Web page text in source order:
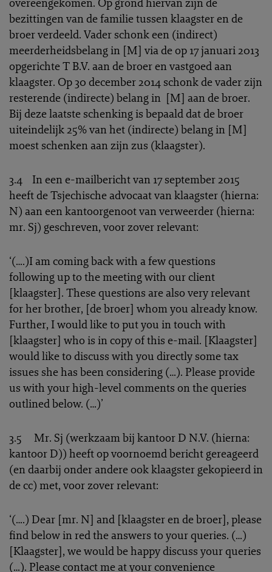
bezittingen van de familie tussen klaagster en de
broer verdeeld. Vader schonk een (indirect)
meerderheidsbelang in [M] via de op 17 januari 2013
opgerichte T B.V. aan de broer en vastgoed aan
klaagster. Op 30 december 2014 schonk de vader zijn
resterende (indirecte) belang in [M] aan de broer.
Bij deze laatste schenking is bepaald dat de broer
uiteindelijk 25% van het (indirecte) belang in [M]
moest schenken aan zijn zus (klaagster).
3.4 In een e-mailbericht van 17 september 2015
heeft de Tsjechische advocaat van klaagster (hierna:
N) aan een kantoorgenoot van verweerder (hierna:
mr. Sj) geschreven, voor zover relevant:
‘(….)I am coming back with a few questions
following up to the meeting with our client
[klaagster]. These questions are also very relevant
for her brother, [de broer] whom you already know.
Further, I would like to put you in touch with
[klaagster] who is in copy of this e-mail. [Klaagster]
would like to discuss with you directly some tax
issues she has been considering (…). Please provide
us with your high-level comments on the queries
outlined below. (…)’
3.5 Mr. Sj (werkzaam bij kantoor D N.V. (hierna:
kantoor D)) heeft op voornoemd bericht gereageerd
(en daarbij onder andere ook klaagster gekopieerd in
de cc) met, voor zover relevant:
‘(….) Dear [mr. N] and [klaagster en de broer], please
find below in red the answers to your queries. (…)
[Klaagster], we would be happy discuss your queries
(…). Please contact me at your convenience